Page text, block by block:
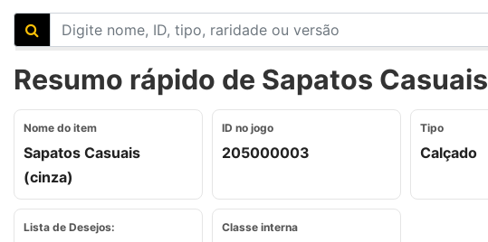
Resumo rápido de Sapatos
Nome do item
Sapatos Casuais
(cinza)
ID no jogo
205000003
Tipo
Calçado
Lista de Desejos: Classe interna